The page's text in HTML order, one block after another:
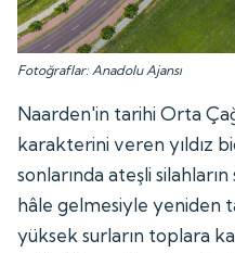
Fotoğraflar: Anadolu Ajansı
Naarden'in tarihi Orta
karakterini veren yıldız
sonlarında ateşli
hâle gelmesiyle yeniden
yüksek surların toplara